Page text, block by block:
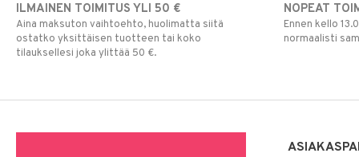
ILMAINEN TOIMITUS YLI 50 €
Aina maksuton vaihtoehto, huolimatta siitä
ostatko yksittäisen tuotteen tai koko
tilauksellesi joka ylittää 50 €.
NOPEAT
Ennen kello
normaalisti